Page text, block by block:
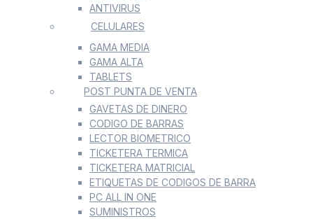
ANTIVIRUS
CELULARES
GAMA MEDIA
GAMA ALTA
TABLETS
POST PUNTA DE VENTA
GAVETAS DE DINERO
CODIGO DE BARRAS
LECTOR BIOMETRICO
TICKETERA TERMICA
TICKETERA MATRICIAL
ETIQUETAS DE CODIGOS DE BARRA
PC ALL IN ONE
SUMINISTROS